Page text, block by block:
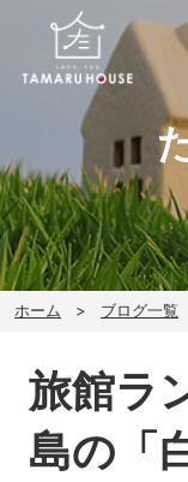
ホーム ブログ一覧
旅館ラ
島の「